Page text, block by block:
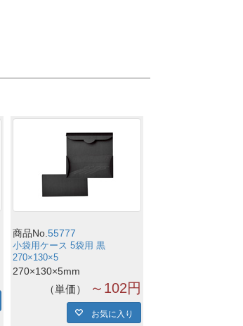
商品No.55777
小袋用ケース 5袋用 黒
270×130×5
270×130×5mm
単価 ～102円
お気に入り